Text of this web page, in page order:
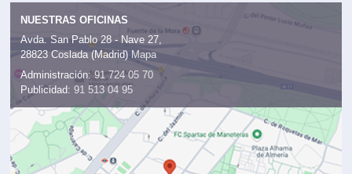
NUESTRAS OFICINAS
Avda. San Pablo 28 - Nave 27,
28823 Coslada (Madrid) Mapa
Administración: 91 724 05 70
Publicidad: 91 513 04 95